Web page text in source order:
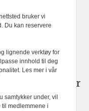
Varsom-
Her
arbeid.
bruker vi
Du kan reservere
lignende verktøy for
innhold til deg
Les mer i vår
samtykker under, vil
medlemmene i